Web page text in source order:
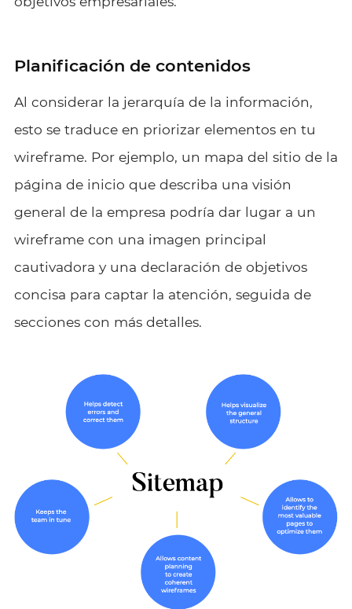
Planificación de contenidos
Al considerar la jerarquía de la información,
esto se traduce en priorizar elementos en tu
wireframe. Por ejemplo, un mapa del sitio de la
página de inicio que describa una visión
general de la empresa podría dar lugar a un
wireframe con una imagen principal
cautivadora y una declaración de objetivos
concisa para captar la atención, seguida de
secciones con más detalles.